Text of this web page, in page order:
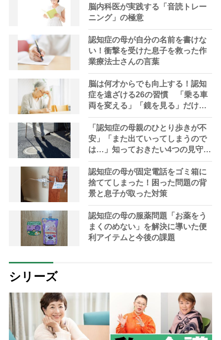
脳内科医が実践する「音読トレー
ニング」の極意
認知症の母が自分の名前を書けな
い！衝撃を受けた息子を救った作
業療法士さんの言葉
脳は何才からでも向上する！認知
症を遠ざける26の習慣 「乗る車
両を変える」「鏡を見る」だけで
も脳は刺激される
「認知症の母親のひとり歩きが不
安」「また出ていってしまうので
は…」知っておきたい4つの見守り
方法やサービスを専門家が解説
認知症の母が固定電話をゴミ箱に
捨ててしまった！困った問題の背
景と息子が取った対策
認知症の母の服薬問題「お薬をう
まくのめない」を解決に導いた便
利アイテムと今後の課題
シリーズ